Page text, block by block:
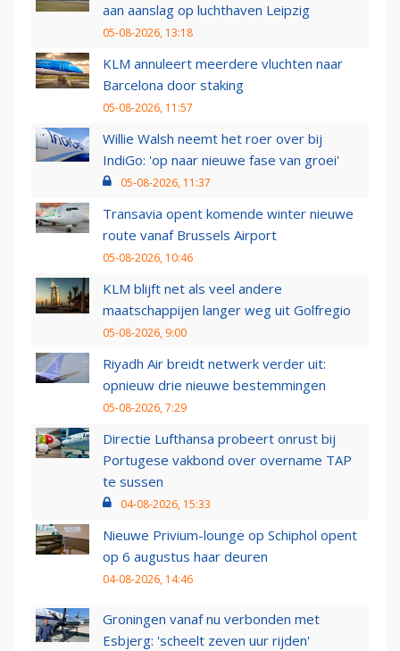
aan aanslag op luchthaven Leipzig
05-08-2026, 13:18
KLM annuleert meerdere vluchten naar
Barcelona door staking
05-08-2026, 11:57
Willie Walsh neemt het roer over bij
IndiGo: 'op naar nieuwe fase van groei'
05-08-2026, 11:37
Transavia opent komende winter nieuwe
route vanaf Brussels Airport
05-08-2026, 10:46
KLM blijft net als veel andere
maatschappijen langer weg uit Golfregio
05-08-2026, 9:00
Riyadh Air breidt netwerk verder uit:
opnieuw drie nieuwe bestemmingen
05-08-2026, 7:29
Directie Lufthansa probeert onrust bij
Portugese vakbond over overname TAP
te sussen
04-08-2026, 15:33
Nieuwe Privium-lounge op Schiphol opent
op 6 augustus haar deuren
04-08-2026, 14:46
Groningen vanaf nu verbonden met
Esbjerg: 'scheelt zeven uur rijden'